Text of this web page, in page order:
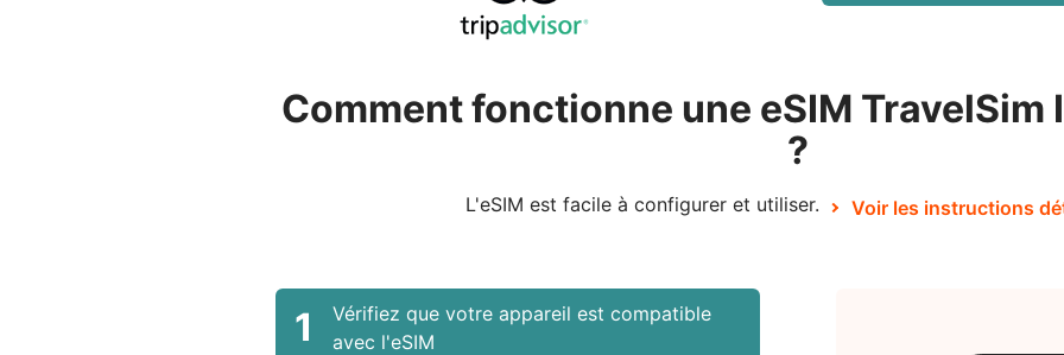
Comment fonctionne une eSIM
?
L'eSIM est facile à configurer et utiliser. Voir les instructions
1
Vérifiez que votre appareil est compatible
avec l'eSIM